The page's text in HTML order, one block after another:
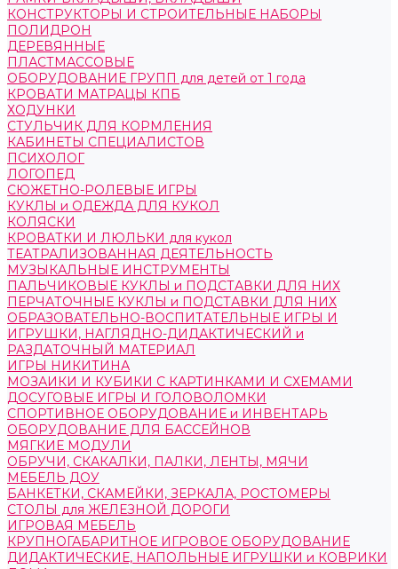
КОНСТРУКТОРЫ И СТРОИТЕЛЬНЫЕ НАБОРЫ
ПОЛИДРОН
ДЕРЕВЯННЫЕ
ПЛАСТМАССОВЫЕ
ОБОРУДОВАНИЕ ГРУПП для детей от 1 года
КРОВАТИ МАТРАЦЫ КПБ
ХОДУНКИ
СТУЛЬЧИК ДЛЯ КОРМЛЕНИЯ
КАБИНЕТЫ СПЕЦИАЛИСТОВ
ПСИХОЛОГ
ЛОГОПЕД
СЮЖЕТНО-РОЛЕВЫЕ ИГРЫ
КУКЛЫ и ОДЕЖДА ДЛЯ КУКОЛ
КОЛЯСКИ
КРОВАТКИ И ЛЮЛЬКИ для кукол
ТЕАТРАЛИЗОВАННАЯ ДЕЯТЕЛЬНОСТЬ
МУЗЫКАЛЬНЫЕ ИНСТРУМЕНТЫ
ПАЛЬЧИКОВЫЕ КУКЛЫ и ПОДСТАВКИ ДЛЯ НИХ
ПЕРЧАТОЧНЫЕ КУКЛЫ и ПОДСТАВКИ ДЛЯ НИХ
ОБРАЗОВАТЕЛЬНО-ВОСПИТАТЕЛЬНЫЕ ИГРЫ И
ИГРУШКИ, НАГЛЯДНО-ДИДАКТИЧЕСКИЙ и
РАЗДАТОЧНЫЙ МАТЕРИАЛ
ИГРЫ НИКИТИНА
МОЗАИКИ И КУБИКИ С КАРТИНКАМИ И СХЕМАМИ
ДОСУГОВЫЕ ИГРЫ И ГОЛОВОЛОМКИ
СПОРТИВНОЕ ОБОРУДОВАНИЕ и ИНВЕНТАРЬ
ОБОРУДОВАНИЕ ДЛЯ БАССЕЙНОВ
МЯГКИЕ МОДУЛИ
ОБРУЧИ, СКАКАЛКИ, ПАЛКИ, ЛЕНТЫ, МЯЧИ
МЕБЕЛЬ ДОУ
БАНКЕТКИ, СКАМЕЙКИ, ЗЕРКАЛА, РОСТОМЕРЫ
СТОЛЫ для ЖЕЛЕЗНОЙ ДОРОГИ
ИГРОВАЯ МЕБЕЛЬ
КРУПНОГАБАРИТНОЕ ИГРОВОЕ ОБОРУДОВАНИЕ
ДИДАКТИЧЕСКИЕ, НАПОЛЬНЫЕ ИГРУШКИ и КОВРИКИ